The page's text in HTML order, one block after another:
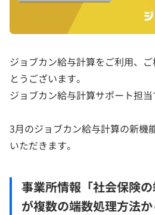
ジョブカン給与計算をご利用、
とうございます。
ジョブカン給与計算サポート担当
3月のジョブカン給与計算の新機
いただきます。
事業所情報「社会保険の
が複数の端数処理方法